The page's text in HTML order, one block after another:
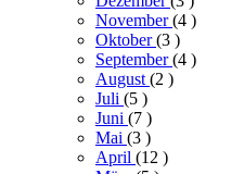
November(4 )
Oktober(3 )
September(4 )
August (2 )
Juli (5 )
Juni (7 )
Mai (3 )
April (12 )